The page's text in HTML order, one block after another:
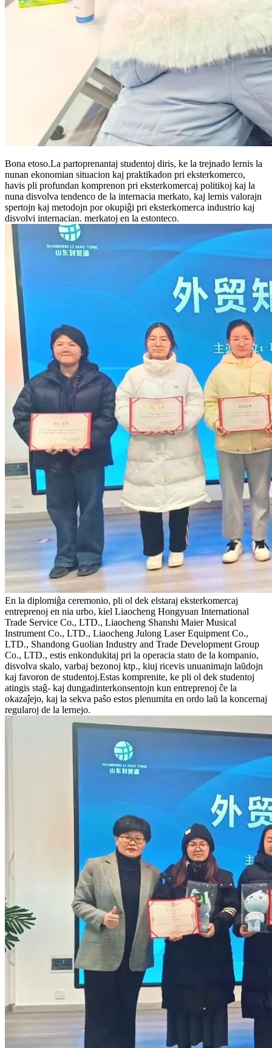
Bona etoso.La partoprenantaj studentoj diris, ke la trejnado lernis la
nunan ekonomian situacion kaj praktikadon pri eksterkomerco,
havis pli profundan komprenon pri eksterkomercaj politikoj kaj la
nuna disvolva tendenco de la internacia merkato, kaj lernis valorajn
spertojn kaj metodojn por okupiĝi pri eksterkomerca industrio kaj
disvolvi internacian. merkatoj en la estonteco.
En la diplomiĝa ceremonio, pli ol dek elstaraj eksterkomercaj
entreprenoj en nia urbo, kiel Liaocheng Hongyuan International
Trade Service Co., LTD., Liaocheng Shanshi Maier Musical
Instrument Co., LTD., Liaocheng Julong Laser Equipment Co.,
LTD., Shandong Guolian Industry and Trade Development Group
Co., LTD., estis enkondukitaj pri la operacia stato de la kompanio,
disvolva skalo, varbaj bezonoj ktp., kiuj ricevis unuanimajn laŭdojn
kaj favoron de studentoj.Estas komprenite, ke pli ol dek studentoj
atingis staĝ- kaj dungadinterkonsentojn kun entreprenoj ĉe la
okazaĵejo, kaj la sekva paŝo estos plenumita en ordo laŭ la koncernaj
regularoj de la lernejo.